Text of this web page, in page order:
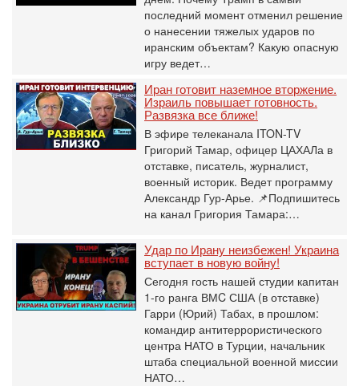
последний момент отменил решение
о нанесении тяжелых ударов по
иранским объектам? Какую опасную
игру ведет…
Иран готовит наземное вторжение.
Израиль повышает готовность.
Развязка все ближе!
В эфире телеканала ITON-TV
Григорий Тамар, офицер ЦАХАЛа в
отставке, писатель, журналист,
военный историк. Ведет программу
Александр Гур-Арье. 📌Подпишитесь
на канал Григория Тамара:…
Удар по Ирану неизбежен! Украина
вступает в новую войну!
Сегодня гость нашей студии капитан
1-го ранга ВМC США (в отставке)
Гарри (Юрий) Табах, в прошлом:
командир антитеррористического
центра НАТО в Турции, начальник
штаба специальной военной миссии
НАТО…